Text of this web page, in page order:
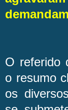
O referido
o resumo
os